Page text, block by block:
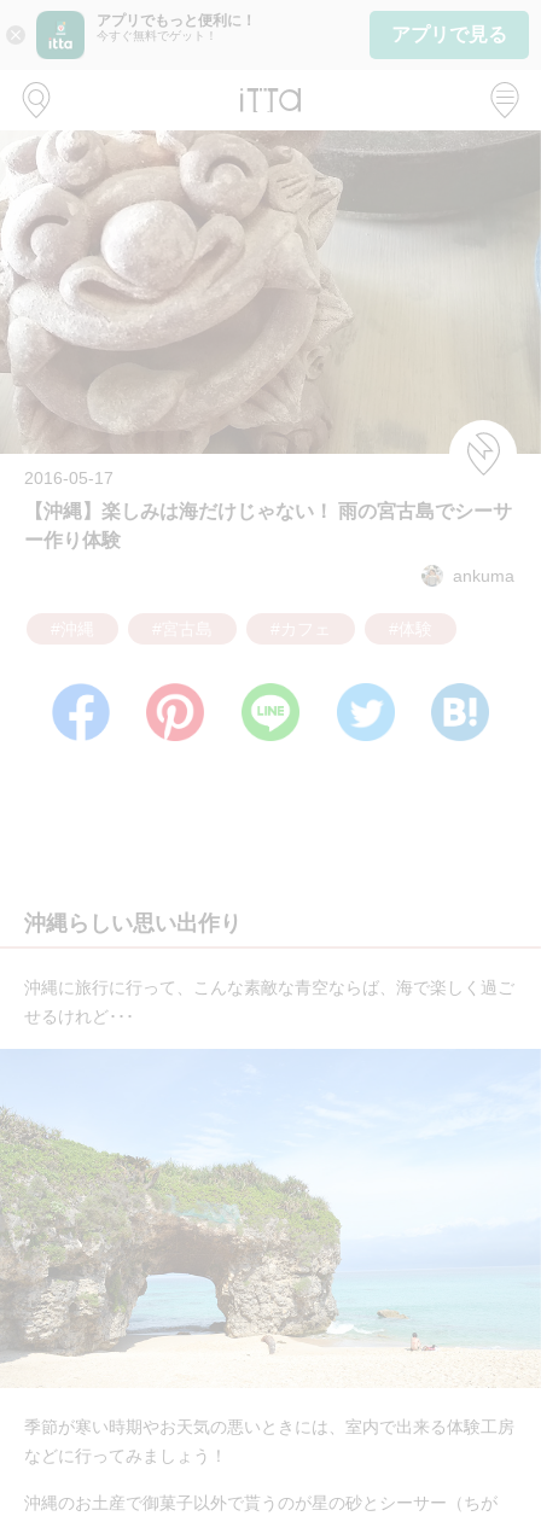
close
アプリでもっと便利に！
今すぐ無料でゲット！ アプリで見る
2016-05-17
【沖縄】楽しみは海だけじゃない！ 雨の宮古島でシーサ
ー作り体験
ankuma
沖縄らしい思い出作り
沖縄に旅行に行って、こんな素敵な青空ならば、海で楽しく過ご
せるけれど･･･
季節が寒い時期やお天気の悪いときには、室内で出来る体験工房
などに行ってみましょう！
沖縄のお土産で御菓子以外で貰うのが星の砂とシーサー（ちが